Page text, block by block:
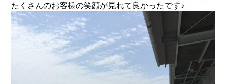
たくさんのお客様の笑顔が見れて良かったです♪